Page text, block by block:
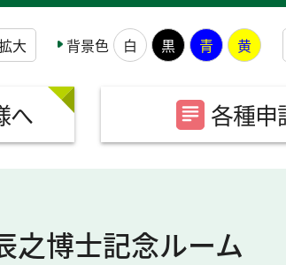
大 背景色 白 黒 青 黄
へ 各種申
之博士記念ルーム